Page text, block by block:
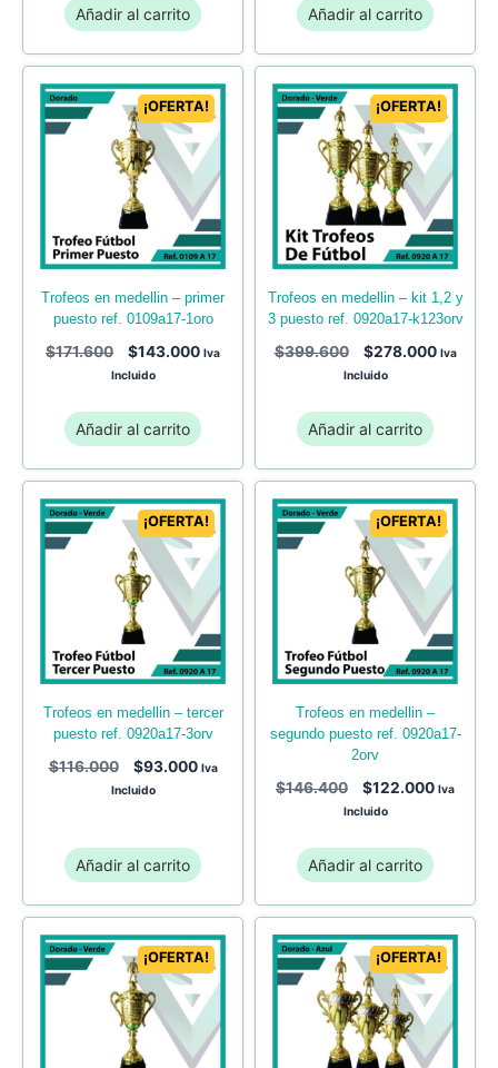
Añadir al carrito Añadir al carrito
¡OFERTA!
trofeos en medellin – primer
puesto ref. 0109a17-1oro
$171.600 $143.000 Iva
Incluido
Añadir al carrito
¡OFERTA!
trofeos en medellin – kit 1,2 y
3 puesto ref. 0920a17-k123orv
$399.600 $278.000 Iva
Incluido
Añadir al carrito
¡OFERTA!
trofeos en medellin – tercer
puesto ref. 0920a17-3orv
$116.000 $93.000 Iva
Incluido
Añadir al carrito
¡OFERTA!
trofeos en medellin –
segundo puesto ref. 0920a17-
2orv
$146.400 $122.000 Iva
Incluido
Añadir al carrito
¡OFERTA! ¡OFERTA!